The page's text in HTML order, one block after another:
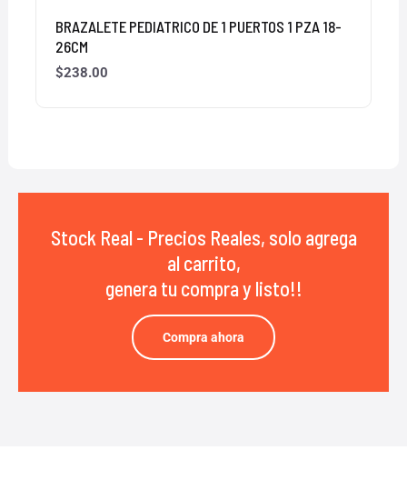
BRAZALETE PEDIATRICO DE 1 PUERTOS 1 PZA 18-
26CM
$238.00
Stock Real - Precios Reales, solo agrega
al carrito,
genera tu compra y listo!!
Compra ahora